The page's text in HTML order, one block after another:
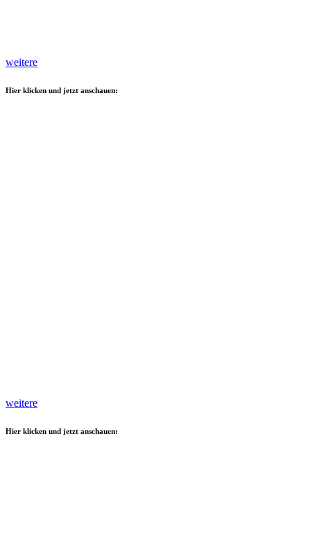
weitere
Hier klicken und jetzt anschauen:
weitere
Hier klicken und jetzt anschauen: